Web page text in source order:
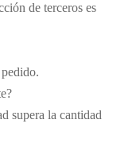
de terceros es
supera la cantidad